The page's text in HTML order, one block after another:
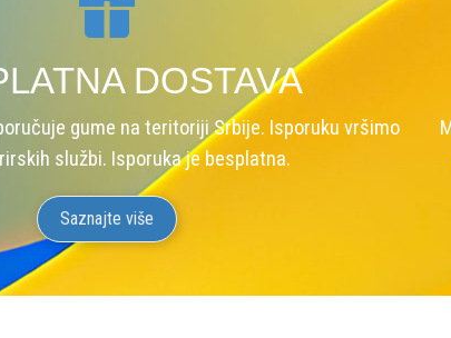
DOSTAVA
gume na teritoriji Srbije. Isporuku vršimo
službi. Isporuka je besplatna.
Saznajte više